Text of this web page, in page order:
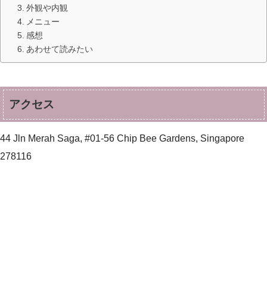
外観や内観
メニュー
感想
あわせて読みたい
アクセス
44 Jln Merah Saga, #01-56 Chip Bee Gardens, Singapore
278116